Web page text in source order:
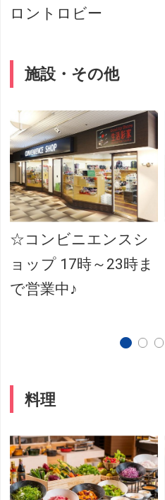
ロントロビー
施設・その他
☆コンビニエンスシ
ョップ 17時～23時ま
で営業中♪
料理